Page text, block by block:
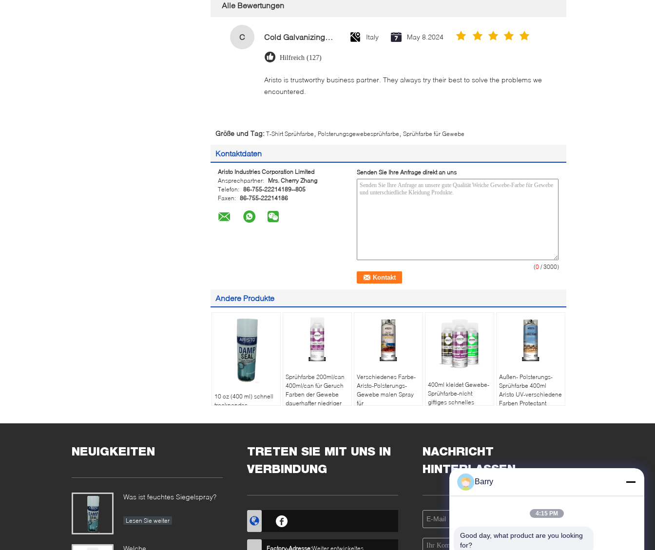
Alle Bewertungen
C Cold Galvanizing Zinc Spray Paint 400ml Italy May 8.2024
Hilfreich (127)
Aristo is trustworthy business partner. They always try their best to solve the problems we
encountered.
Größe und Tag: T-Shirt Sprühfarbe Polsterungsgewebesprühfarbe Sprühfarbe für Gewebe
Kontaktdaten
Aristo Industries Corporation Limited
Ansprechpartner:
Mrs. Cherry Zhang
Telefon: 86-755-22214189--805
Faxen: 86-755-22214186
Senden Sie Ihre Anfrage direkt an uns
(0 / 3000)
Andere Produkte
10 oz (400 ml) schnell
trocknendes
Spray mit Schimmel-
für den Innen- und
Außenbereich
Sprühfarbe 200ml/can
400ml/can für Geruch
Farben der Gewebe
dauerhafter niedriger
Verschiedenes Farbe-
Aristo-Polsterungs-
Gewebe malen Spray
für
400ml kleidet Gewebe-
Sprühfarbe-nicht
giftiges schnelles
Außen- Polsterungs-
Sprühfarbe 400ml
Aristo UV-verschiedene
Farben Protectant
NEUIGKEITEN
Was ist feuchtes Siegelspray?
Lesen Sie weiter
Welche
TRETEN SIE MIT UNS IN
VERBINDUNG
Factory-Adresse:Weiter entwickeltes
NACHRICHT
HINTERLASSEN
Barry
4:15 PM
Good day, what product are you looking
for?